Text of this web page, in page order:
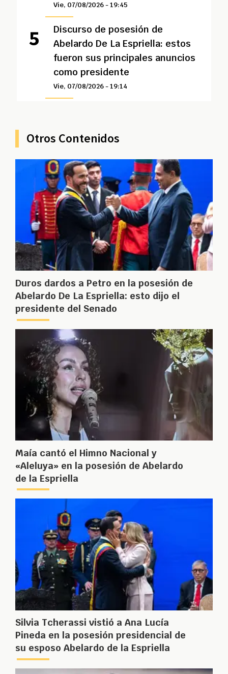
Vie, 07/08/2026 - 19:45
Discurso de posesión de
Abelardo De La Espriella: estos
fueron sus principales anuncios
como presidente
Vie, 07/08/2026 - 19:14
Otros Contenidos
Duros dardos a Petro en la posesión de
Abelardo De La Espriella: esto dijo el
presidente del Senado
Maía cantó el Himno Nacional y
«Aleluya» en la posesión de Abelardo
de la Espriella
Silvia Tcherassi vistió a Ana Lucía
Pineda en la posesión presidencial de
su esposo Abelardo de la Espriella